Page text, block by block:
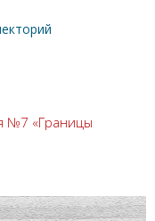
№7 «Границы